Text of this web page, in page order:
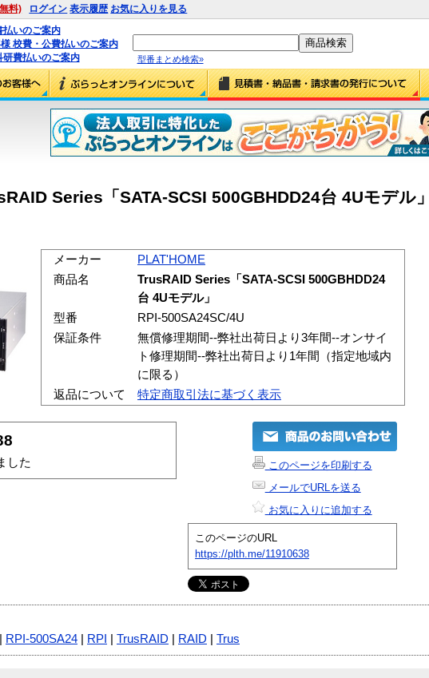
料) ログイン 表示履歴 お気に入りを見る
払いのご案内
校費・公費払いのご案内
費払いのご案内
型番まとめ検索»
Series「SATA-SCSI 500GBHDD24台 4Uモデル
メーカー
PLAT'HOME
商品名
TrusRAID Series「SATA-SCSI 500GBHDD24
台 4Uモデル」
型番
RPI-500SA24SC/4U
保証条件
無償修理期間--弊社出荷日より3年間--オンサイ
ト修理期間--弊社出荷日より1年間（指定地域内
に限る）
返品について
特定商取引法に基づく表示
した
このページを印刷する
メールでURLを送る
お気に入りに追加する
このページのURL
https://plth.me/11910638
RPI-500SA24 RPI TrusRAID RAID Trus